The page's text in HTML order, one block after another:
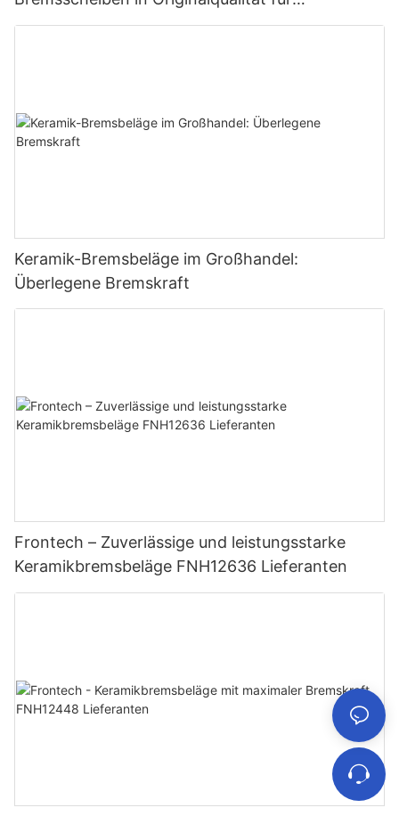
Honda/Toyota-Fahrzeuge: Vorne & Hinten,
Keramik-Bremsbeläge im Großhandel:
Überlegene Bremskraft
Frontech – Zuverlässige und leistungsstarke
Keramikbremsbeläge FNH12636 Lieferanten